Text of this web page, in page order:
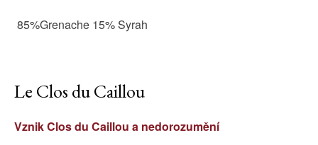
85%Grenache 15% Syrah
Le Clos du Caillou
Vznik Clos du Caillou a nedorozumění